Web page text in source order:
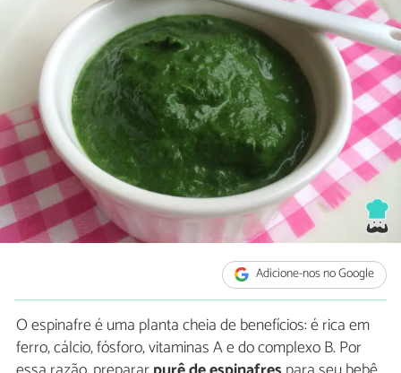
Adicione-nos no Google
O espinafre é uma planta cheia de benefícios: é rica em
ferro, cálcio, fósforo, vitaminas A e do complexo B. Por